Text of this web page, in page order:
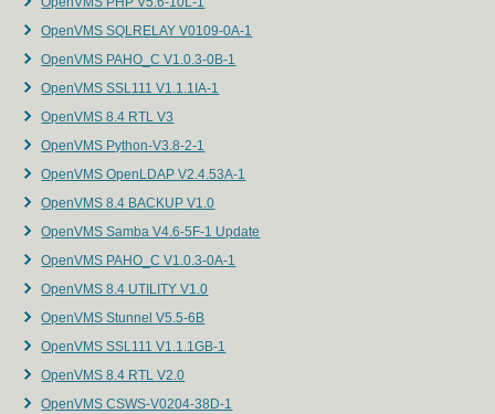
OpenVMS SQLRELAY V0109-0A-1
OpenVMS PAHO_C V1.0.3-0B-1
OpenVMS SSL111 V1.1.1IA-1
OpenVMS 8.4 RTL V3
OpenVMS Python-V3.8-2-1
OpenVMS OpenLDAP V2.4.53A-1
OpenVMS 8.4 BACKUP V1.0
OpenVMS Samba V4.6-5F-1 Update
OpenVMS PAHO_C V1.0.3-0A-1
OpenVMS 8.4 UTILITY V1.0
OpenVMS Stunnel V5.5-6B
OpenVMS SSL111 V1.1.1GB-1
OpenVMS 8.4 RTL V2.0
OpenVMS CSWS-V0204-38D-1